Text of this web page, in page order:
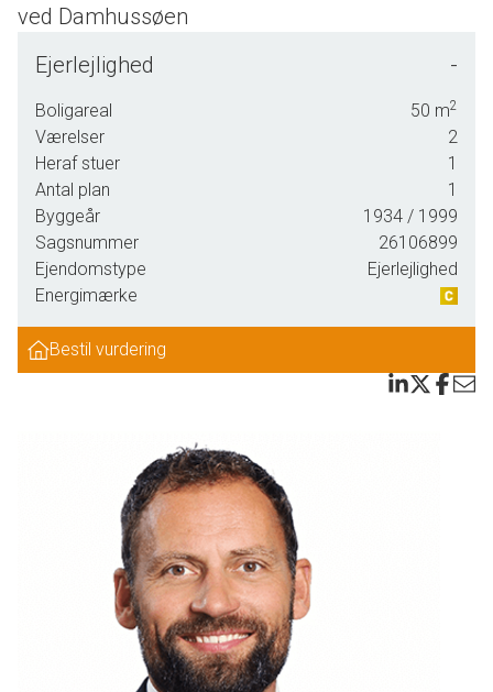
ved Damhussøen
af kvalitet og komfort. Denne smukt moderniserede
kombination af historisk charme og moderne
bekvemmeligheder. Med sine velbevarede plankegulve,
stuklofter og nye stikkontakter byder denne lejlighed på en
varm velkomst til alle, der værdsætter æstetik og
funktionalitet.
Lejligheden ligger yderst centralt i Rødovre med udsigt over
det pulserende Damhustorvet fra den hyggelige
opholdsstue. Et stort vindue sikrer et dejligt lysindfald hele
dagen og giver rummet en åben følelse. I modsatte ende
finder du soveværelset placeret mod gården, hvilket
nemt kan indrette dig efter eget ønske.
Køkkenet er et sandt mesterværk med nyere elementer,
flotte overflader og masser af skabsplads. Her har du alt
hvad hjertet begærer af hårde hvidevarer til at udfolde dine
kulinariske evner. Det pæne og rummelige badeværelse
med fliser fra gulv til loft fuldender billedet af en lejlighed,
hvor der ikke er gået på kompromis med kvaliteten.
Udenfor venter den skønne fælleshave på dig; et fredfyldt
Ejerlejlighed -
Boligareal 50 m2
Værelser
2
Heraf stuer
1
Antal plan
1
Byggeår
1934 / 1999
Sagsnummer
26106899
Ejendomstype
Ejerlejlighed
Energimærke
Bestil vurdering